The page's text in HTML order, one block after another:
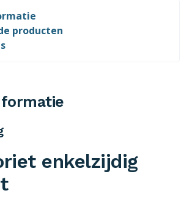
producten
enkelzijdig